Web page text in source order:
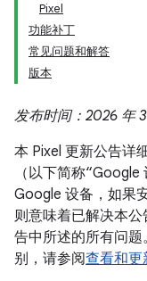
Pixel
功能补丁
常见问题和解答
版本
发布时间：2026 年
本 Pixel 更新公告详
（以下简称
Google 设备，如果
则意味着已解决本
告中所述的所有问
别，请参阅查看和更